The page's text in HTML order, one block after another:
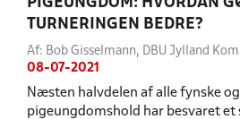
TURNERINGEN BEDRE?
Af: Bob Gisselmann, DBU Jylland
08-07-2021
Næsten halvdelen af alle fynske
pigeungdomshold har besvaret et